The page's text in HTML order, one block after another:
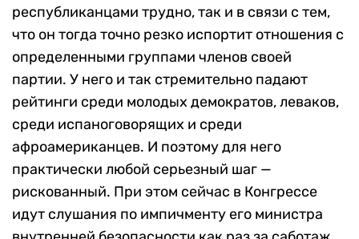
республиканцами трудно, так и в связи с тем,
что он тогда точно резко испортит отношения с
определенными группами членов своей
партии. У него и так стремительно падают
рейтинги среди молодых демократов, леваков,
среди испаноговорящих и среди
афроамериканцев. И поэтому для него
практически любой серьезный шаг —
рискованный. При этом сейчас в Конгрессе
идут слушания по импичменту его министра